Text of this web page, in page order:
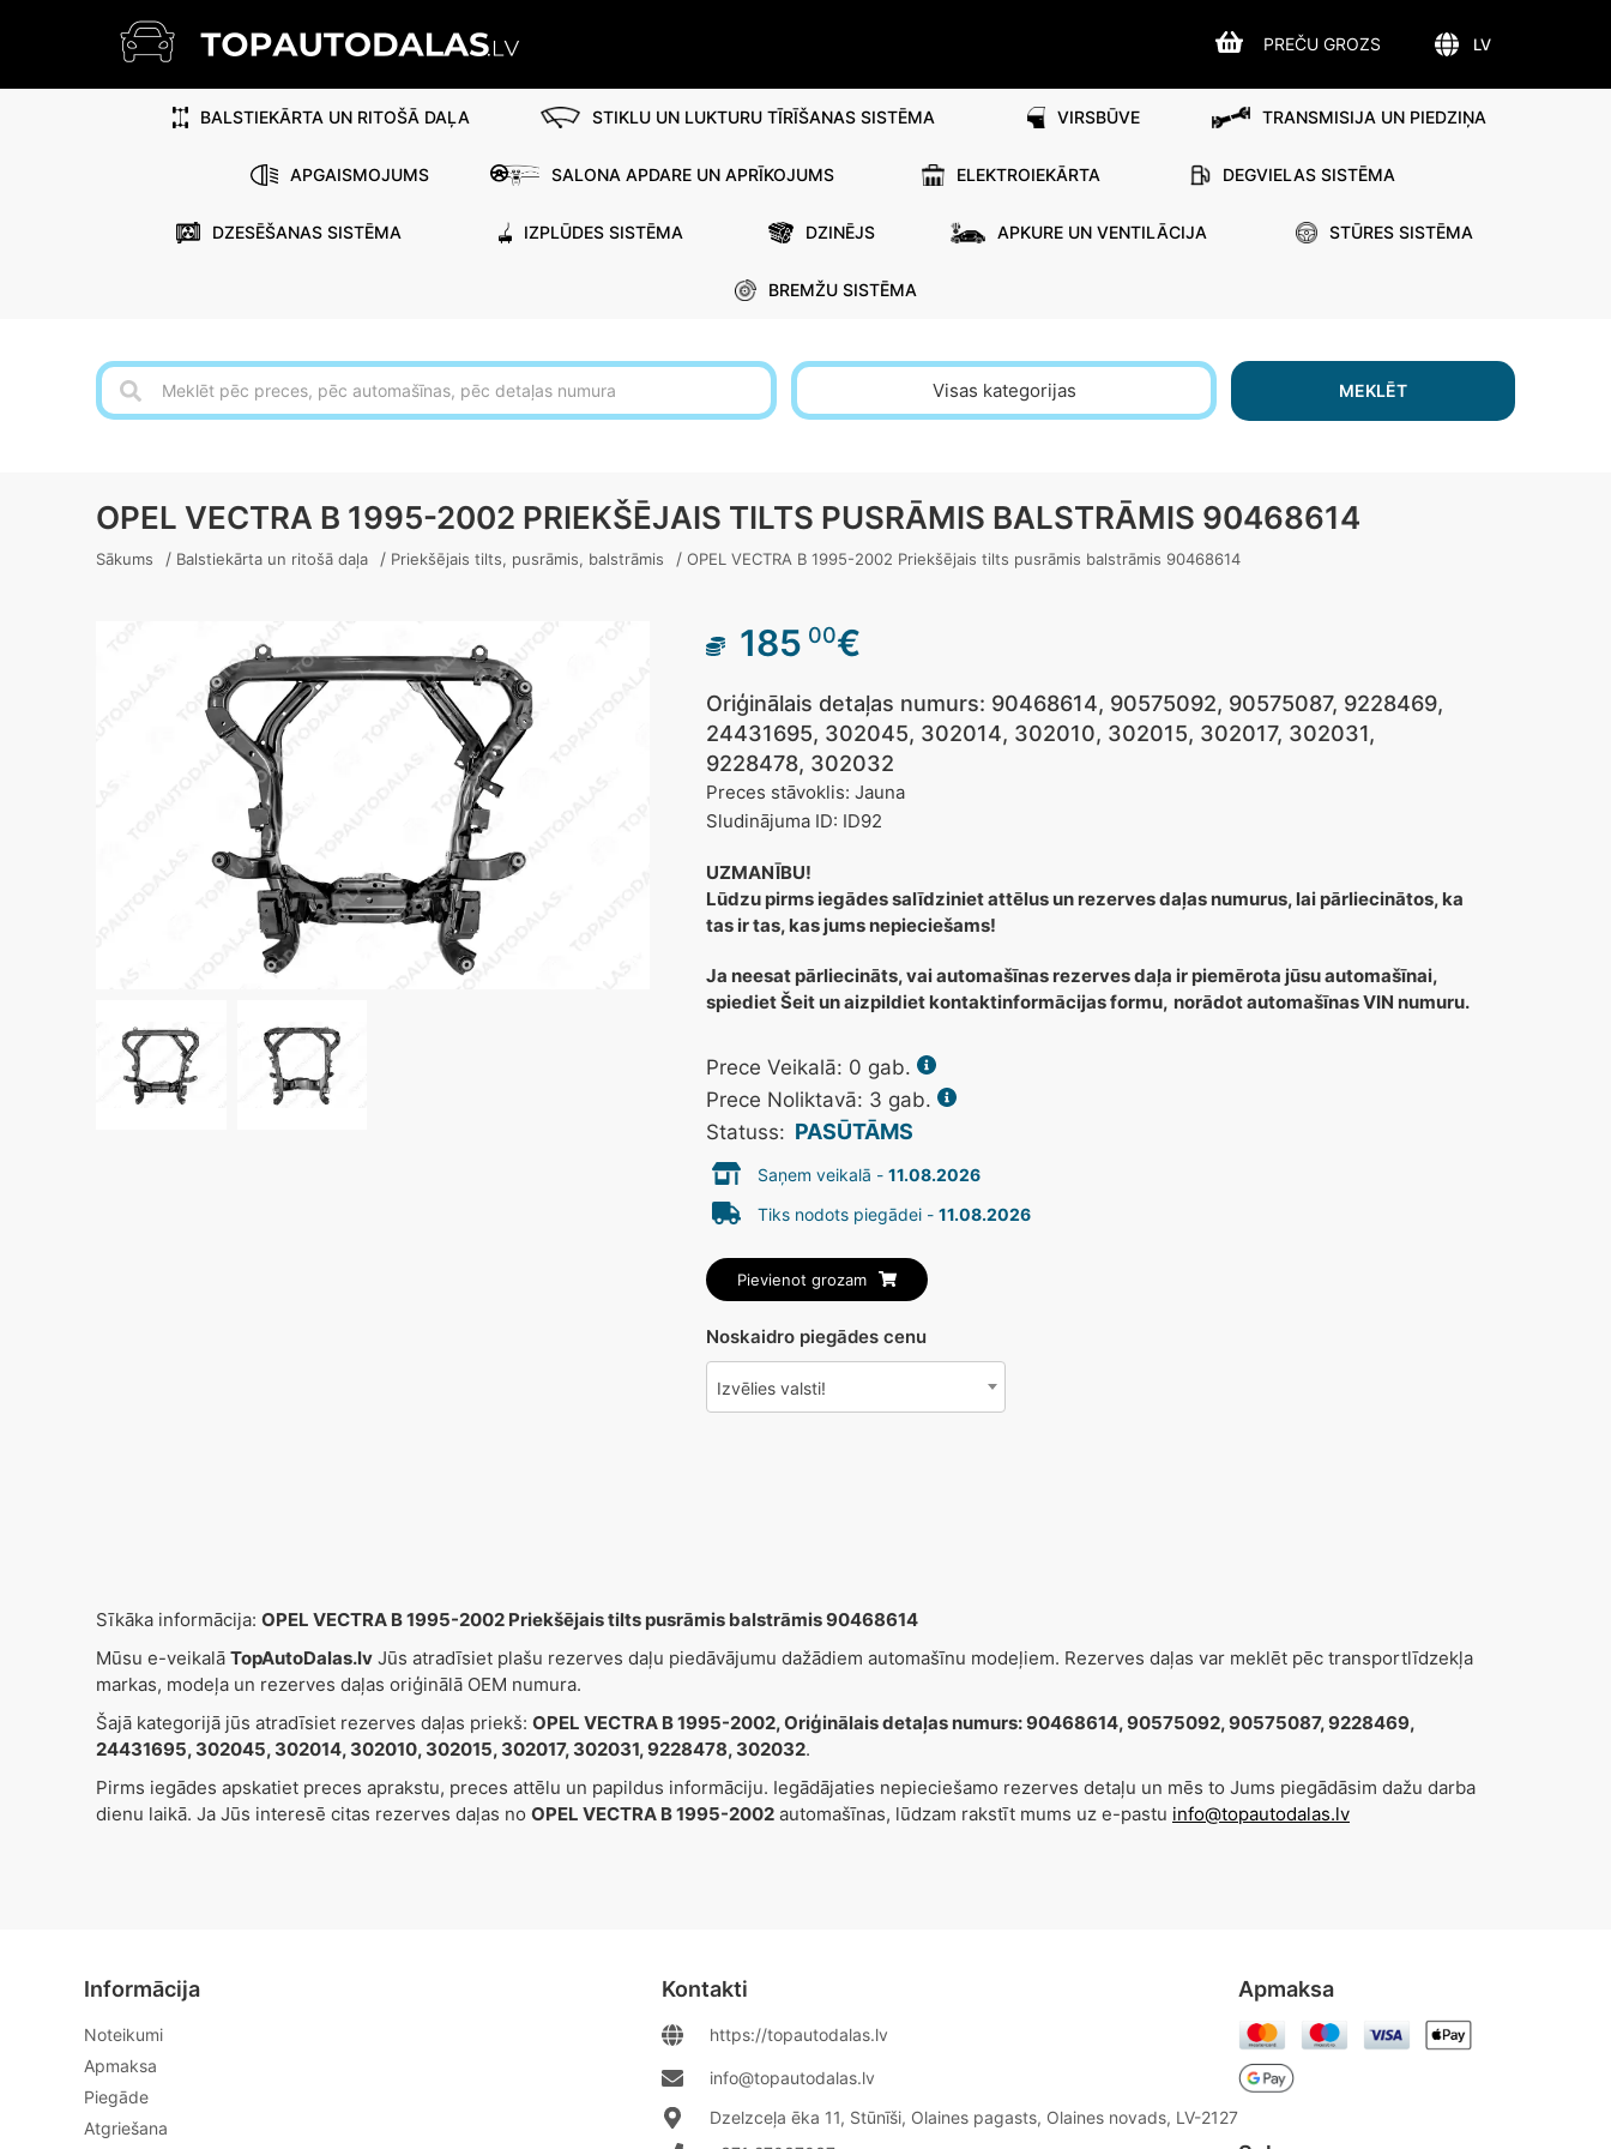
BALSTIEKĀRTA UN RITOŠĀ DAĻA STIKLU UN LUKTURU TĪRĪŠANAS SISTĒMA VIRSBŪVE TRANSMISIJA UN PIEDZIŅA
APGAISMOJUMS SALONA APDARE UN APRĪKOJUMS ELEKTROIEKĀRTA DEGVIELAS SISTĒMA
DZESĒŠANAS SISTĒMA IZPLŪDES SISTĒMA DZINĒJS APKURE UN VENTILĀCIJA STŪRES SISTĒMA
BREMŽU SISTĒMA
Visas kategorijas MEKLĒT
OPEL VECTRA B 1995-2002 PRIEKŠĒJAIS TILTS PUSRĀMIS BALSTRĀMIS 90468614
Sākums / Balstiekārta un ritošā daļa / Priekšējais tilts, pusrāmis, balstrāmis / OPEL VECTRA B 1995-2002 Priekšējais tilts pusrāmis balstrāmis 90468614
185 00€
Oriģinālais detaļas numurs: 90468614, 90575092, 90575087, 9228469,
24431695, 302045, 302014, 302010, 302015, 302017, 302031,
9228478, 302032
Preces stāvoklis: Jauna
Sludinājuma ID: ID92
UZMANĪBU!
Lūdzu pirms iegādes salīdziniet attēlus un rezerves daļas numurus, lai pārliecinātos, ka
tas ir tas, kas jums nepieciešams!
Ja neesat pārliecināts, vai automašīnas rezerves daļa ir piemērota jūsu automašīnai,
spiediet Šeit un aizpildiet kontaktinformācijas formu, norādot automašīnas VIN numuru.
Prece Veikalā: 0 gab.
Prece Noliktavā: 3 gab.
Statuss: PASŪTĀMS
Saņem veikalā -11.08.2026
Tiks nodots piegādei -11.08.2026
Pievienot grozam
Noskaidro piegādes cenu
Izvēlies valsti!
Sīkāka informācija: OPEL VECTRA B 1995-2002 Priekšējais tilts pusrāmis balstrāmis 90468614
Mūsu e-veikalā TopAutoDalas.lv Jūs atradīsiet plašu rezerves daļu piedāvājumu dažādiem automašīnu modeļiem. Rezerves daļas var meklēt pēc transportlīdzekļa
markas, modeļa un rezerves daļas oriģinālā OEM numura.
Šajā kategorijā jūs atradīsiet rezerves daļas priekš: OPEL VECTRA B 1995-2002, Oriģinālais detaļas numurs: 90468614, 90575092, 90575087, 9228469,
24431695, 302045, 302014, 302010, 302015, 302017, 302031, 9228478, 302032.
Pirms iegādes apskatiet preces aprakstu, preces attēlu un papildus informāciju. Iegādājaties nepieciešamo rezerves detaļu un mēs to Jums piegādāsim dažu darba
dienu laikā. Ja Jūs interesē citas rezerves daļas no OPEL VECTRA B 1995-2002 automašīnas, lūdzam rakstīt mums uz e-pastu info@topautodalas.lv
Informācija
Noteikumi
Apmaksa
Piegāde
Atgriešana
Kontakti
https://topautodalas.lv
info@topautodalas.lv
Dzelzceļa ēka 11, Stūnīši, Olaines pagasts, Olaines novads, LV-2127
Apmaksa
LV
PREČU GROZS